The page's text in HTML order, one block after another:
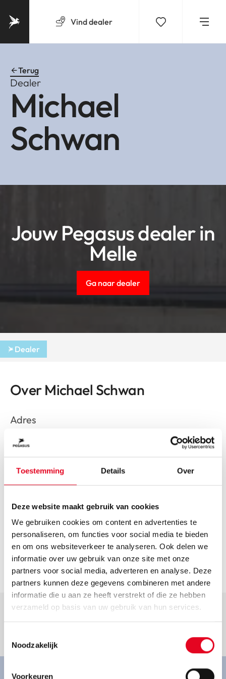
Toestemming Details Over
Deze website maakt gebruik van cookies
We gebruiken cookies om content en advertenties te
personaliseren, om functies voor social media te bieden
en om ons websiteverkeer te analyseren. Ook delen we
informatie over uw gebruik van onze site met onze
partners voor social media, adverteren en analyse. Deze
partners kunnen deze gegevens combineren met andere
informatie die u aan ze heeft verstrekt of die ze hebben
verzameld op basis van uw gebruik van hun services.
Noodzakelijk
Voorkeuren
Vinddealer
Terug
Dealer
Michael
Schwan
Jouw Pegasus dealer in
Melle
Ga naar dealer
Dealer
Goed om te weten.
Over Michael Schwan
Adres
Industriestr. 18
Melle
Route plannen
Openingstijden
Helaas hebben we geen actuele openingstijden van deze
Contact
info@fahrrad-schwan.de
Ga naar dealer